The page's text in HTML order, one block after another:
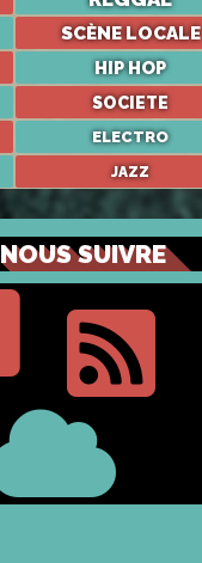
SCÈNE LOCALE
HIP HOP
SOCIETE
ELECTRO
JAZZ
NOUS SUIVRE